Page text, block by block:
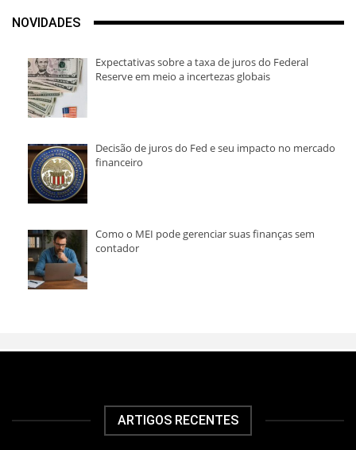
NOVIDADES
Expectativas sobre a taxa de juros do Federal
Reserve em meio a incertezas globais
Decisão de juros do Fed e seu impacto no mercado
financeiro
Como o MEI pode gerenciar suas finanças sem
contador
ARTIGOS RECENTES